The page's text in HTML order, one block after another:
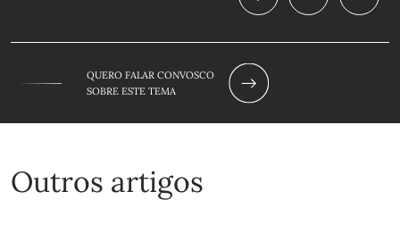
QUERO FALAR CONVOSCO
SOBRE ESTE TEMA
Outros artigos